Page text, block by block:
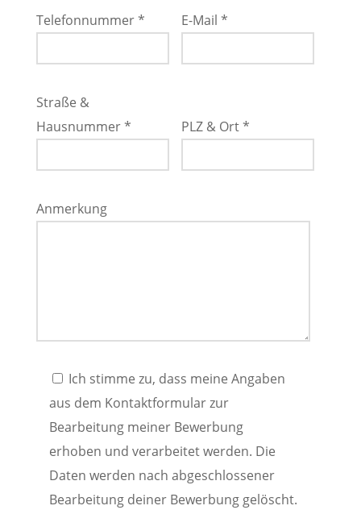
Telefonnummer * E-Mail *
Straße &
Hausnummer *
PLZ & Ort *
Anmerkung
Ich stimme zu, dass meine Angaben
aus dem Kontaktformular zur
Bearbeitung meiner Bewerbung
erhoben und verarbeitet werden. Die
Daten werden nach abgeschlossener
Bearbeitung deiner Bewerbung gelöscht.